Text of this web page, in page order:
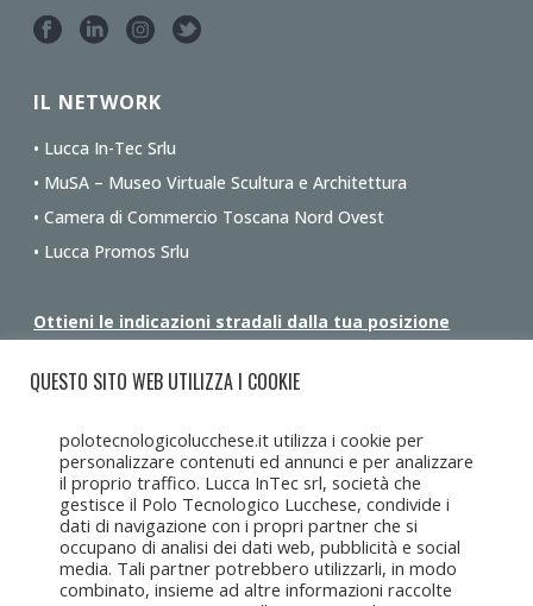
IL NETWORK
• Lucca In-Tec Srlu
• MuSA – Museo Virtuale Scultura e Architettura
• Camera di Commercio Toscana Nord Ovest
• Lucca Promos Srlu
Ottieni le indicazioni stradali dalla tua posizione
QUESTO SITO WEB UTILIZZA I COOKIE
polotecnologicolucchese.it utilizza i cookie per
personalizzare contenuti ed annunci e per analizzare
il proprio traffico. Lucca InTec srl, società che
gestisce il Polo Tecnologico Lucchese, condivide i
dati di navigazione con i propri partner che si
occupano di analisi dei dati web, pubblicità e social
media. Tali partner potrebbero utilizzarli, in modo
combinato, insieme ad altre informazioni raccolte